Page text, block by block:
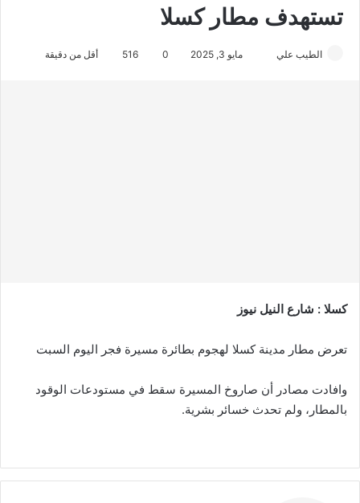
تستهدف مطار كسلا
الطيب علي مايو 3, 2025 0
516 أقل من دقيقة
كسلا : شارع النيل نيوز
تعرض مطار مدينة كسلا لهجوم بطائرة مسيرة فجر اليوم السبت
وافادت مصادر أن صاروخ المسيرة سقط في مستودعات الوقود
بالمطار، ولم تحدث خسائر بشرية.